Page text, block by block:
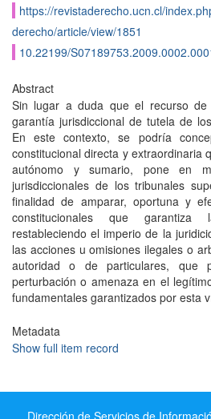
https://revistaderecho.ucn.cl/
derecho/article/view/1851
10.22199/
Abstract
Sin lugar a duda que el recurso de
garantía jurisdiccional de tutela de
En este contexto, se podría
constitucional directa y extraordinaria
autónomo y sumario, pone en
jurisdiccionales de los tribunales
finalidad de amparar, oportuna y
constitucionales que garantiza
restableciendo el imperio de la
las acciones u omisiones ilegales o
autoridad o de particulares, que
perturbación o amenaza en el
fundamentales garantizados por esta
Metadata
Show full item record
Dirección de Servicios de